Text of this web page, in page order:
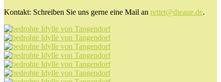
Kontakt: Schreiben Sie uns gerne eine Mail an rettet@dieaue.de.